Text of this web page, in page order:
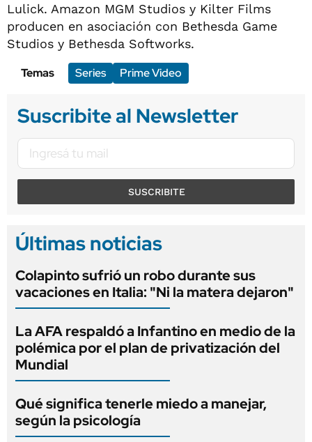
Lulick. Amazon MGM Studios y Kilter Films
producen en asociación con Bethesda Game
Studios y Bethesda Softworks.
Temas
Series Prime Video
Suscribite al Newsletter
SUSCRIBITE
Últimas noticias
Colapinto sufrió un robo durante sus
vacaciones en Italia: "Ni la matera dejaron"
La AFA respaldó a Infantino en medio de la
polémica por el plan de privatización del
Mundial
Qué significa tenerle miedo a manejar,
según la psicología